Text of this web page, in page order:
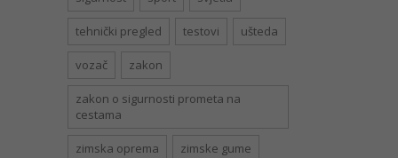
tehnički pregled testovi ušteda
vozač zakon
zakon o sigurnosti prometa na
cestama
zimska oprema zimske gume